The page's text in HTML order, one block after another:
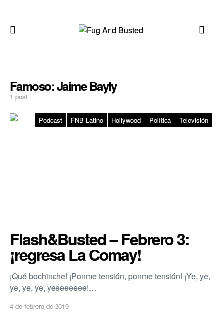
Famoso:Jaime Bayly
1 post
Podcast FNB Latino Hollywood Política Televisión
Flash&Busted – Febrero 3:
¡regresa La Comay!
¡Qué bochinche! ¡Ponme tensión, ponme tensión! ¡Ye, ye,
ye, ye, ye, yeeeeeeee!…
4 de febrero de 2019